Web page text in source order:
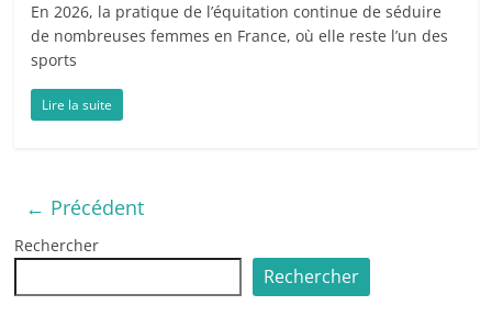
En 2026, la pratique de l’équitation continue de séduire
de nombreuses femmes en France, où elle reste l’un des
sports
Lire la suite
← Précédent
Rechercher
Rechercher